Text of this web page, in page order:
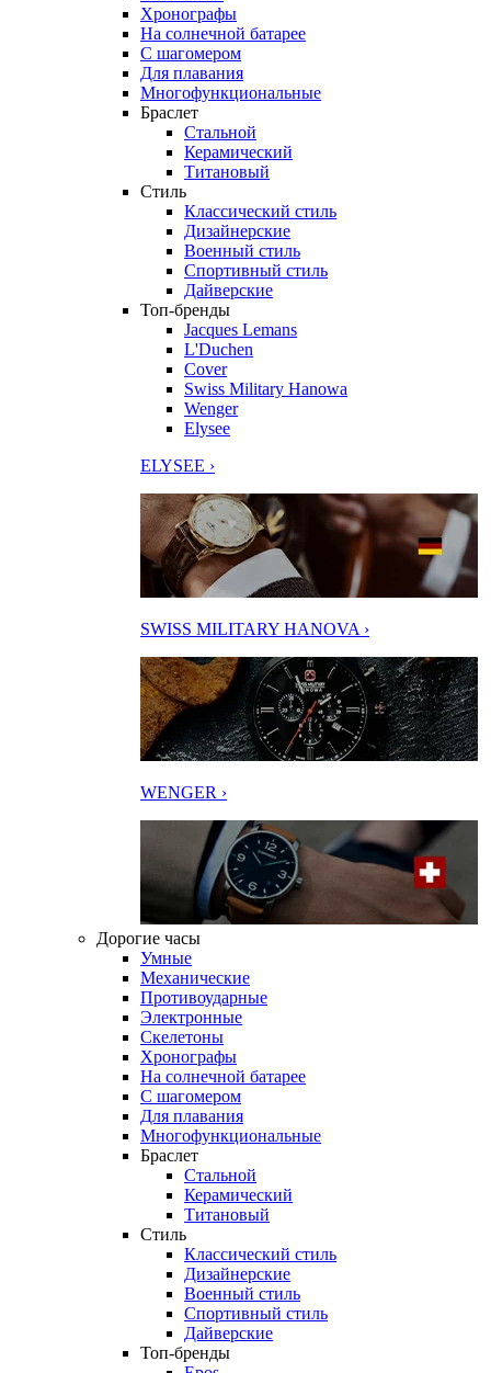
Хронографы
На солнечной батарее
С шагомером
Для плавания
Многофункциональные
Браслет
Стальной
Керамический
Титановый
Стиль
Классический стиль
Дизайнерские
Военный стиль
Спортивный стиль
Дайверские
Топ-бренды
Jacques Lemans
L'Duchen
Cover
Swiss Military Hanowa
Wenger
Elysee
ELYSEE ›
SWISS MILITARY HANOVA ›
WENGER ›
Дорогие часы
Умные
Механические
Противоударные
Электронные
Скелетоны
Хронографы
На солнечной батарее
С шагомером
Для плавания
Многофункциональные
Браслет
Стальной
Керамический
Титановый
Стиль
Классический стиль
Дизайнерские
Военный стиль
Спортивный стиль
Дайверские
Топ-бренды